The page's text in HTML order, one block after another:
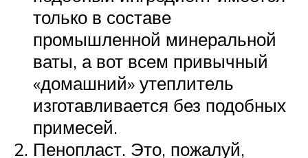
только в составе
промышленной минеральной
ваты, а вот всем привычный
«домашний» утеплитель
изготавливается без подобных
примесей.
Пенопласт. Это, пожалуй,